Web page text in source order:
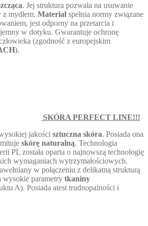
. Jej struktura pozwala na usuwanie
mydłem. Materiałspełnia normy związane
jest odporny na przetarcia i
w dotyku. Gwarantuje ochronę
(zgodność z europejskim
).
SKÓRA PERFECT LINE!!!
jakości sztuczna skóra. Posiada ona
skórę naturalną. Technologia
PL została oparta o najnowszą technologię
wymaganiach wytrzymałościowych.
w połączeniu z delikatną strukturą
wysokie parametry tkaniny
A). Posiada atest trudnopalności i